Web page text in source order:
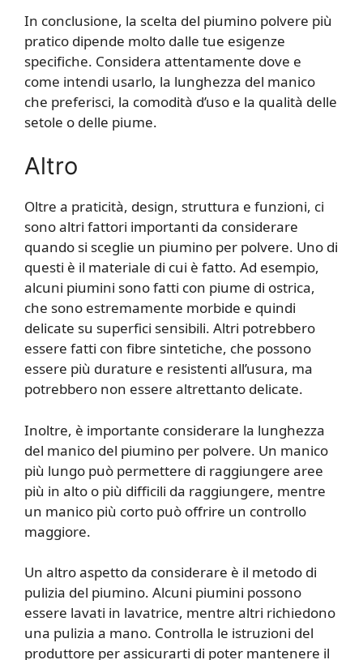
In conclusione, la scelta del piumino polvere più
pratico dipende molto dalle tue esigenze
specifiche. Considera attentamente dove e
come intendi usarlo, la lunghezza del manico
che preferisci, la comodità d’uso e la qualità delle
setole o delle piume.
Altro
Oltre a praticità, design, struttura e funzioni, ci
sono altri fattori importanti da considerare
quando si sceglie un piumino per polvere. Uno di
questi è il materiale di cui è fatto. Ad esempio,
alcuni piumini sono fatti con piume di ostrica,
che sono estremamente morbide e quindi
delicate su superfici sensibili. Altri potrebbero
essere fatti con fibre sintetiche, che possono
essere più durature e resistenti all’usura, ma
potrebbero non essere altrettanto delicate.
Inoltre, è importante considerare la lunghezza
del manico del piumino per polvere. Un manico
più lungo può permettere di raggiungere aree
più in alto o più difficili da raggiungere, mentre
un manico più corto può offrire un controllo
maggiore.
Un altro aspetto da considerare è il metodo di
pulizia del piumino. Alcuni piumini possono
essere lavati in lavatrice, mentre altri richiedono
una pulizia a mano. Controlla le istruzioni del
produttore per assicurarti di poter mantenere il